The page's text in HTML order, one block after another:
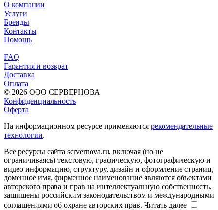
О компании
Услуги
Бренды
Контакты
Помощь
FAQ
Гарантия и возврат
Доставка
Оплата
© 2026 ООО СЕРВЕРНОВА
Конфиденциальность
Оферта
На информационном ресурсе применяются рекомендательные
технологии.
Все ресурсы сайта servernova.ru, включая (но не
ограничиваясь) текстовую, графическую, фотографическую и
видео информацию, структуру, дизайн и оформление страниц,
доменное имя, фирменное наименование являются объектами
авторского права и прав на интеллектуальную собственность,
защищены российским законодательством и международными
соглашениями об охране авторских прав. Читать далее